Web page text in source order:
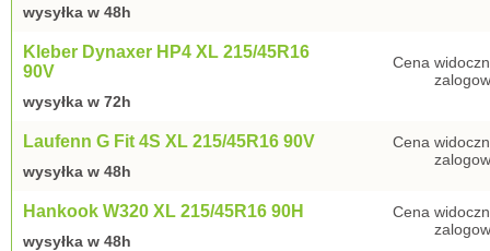
wysyłka w 48h
Kleber Dynaxer HP4 XL 215/45R16
90V
wysyłka w 72h
Cena
Laufenn G Fit 4S XL 215/45R16 90V
wysyłka w 48h
Cena
Hankook W320 XL 215/45R16 90H
wysyłka w 48h
Cena